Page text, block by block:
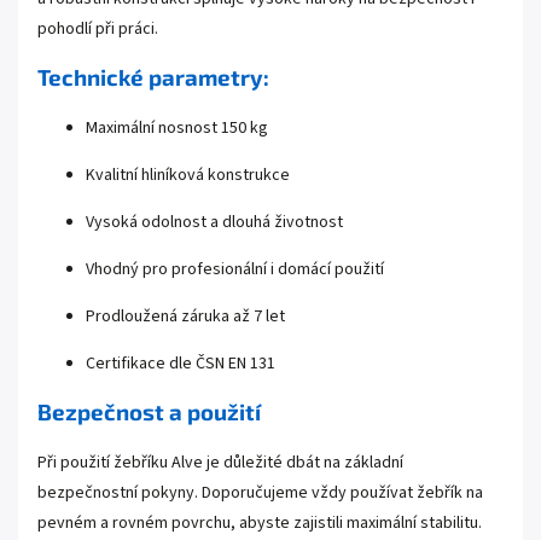
pohodlí při práci.
Technické parametry:
Maximální nosnost 150 kg
Kvalitní hliníková konstrukce
Vysoká odolnost a dlouhá životnost
Vhodný pro profesionální i domácí použití
Prodloužená záruka až 7 let
Certifikace dle ČSN EN 131
Bezpečnost a použití
Při použití žebříku Alve je důležité dbát na základní
bezpečnostní pokyny. Doporučujeme vždy používat žebřík na
pevném a rovném povrchu, abyste zajistili maximální stabilitu.